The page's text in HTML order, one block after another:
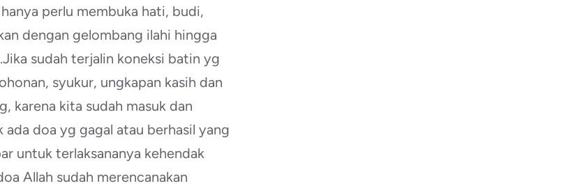
perlu membuka hati, budi,
dengan gelombang ilahi hingga
sudah terjalin koneksi batin yg
syukur, ungkapan kasih dan
karena kita sudah masuk dan
doa yg gagal atau berhasil yang
untuk terlaksananya kehendak
Allah sudah merencanakan